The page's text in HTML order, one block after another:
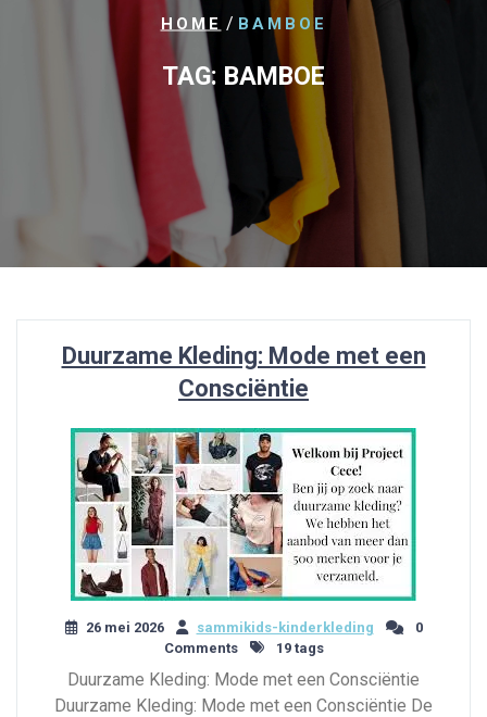
HOME / BAMBOE
TAG: BAMBOE
Duurzame Kleding: Mode met een
Consciëntie
26 mei 2026 sammikids-kinderkleding
0
Comments
19 tags
Duurzame Kleding: Mode met een Consciëntie
Duurzame Kleding: Mode met een Consciëntie De